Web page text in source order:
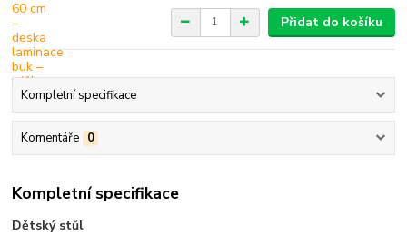
Přidat do košíku
Kompletní specifikace
Komentáře 0
Kompletní specifikace
Dětský stůl